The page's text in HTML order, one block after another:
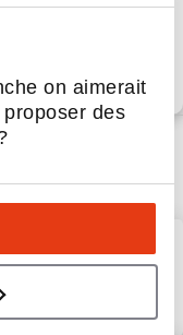
on aimerait
des
recherche
partout